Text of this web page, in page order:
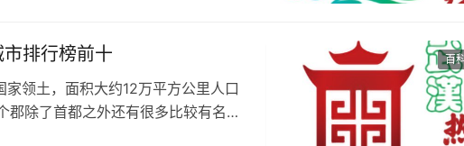
百
排行榜前十
领土，面积大约12万平方公里人口
除了首都之外还有很多比较有名的